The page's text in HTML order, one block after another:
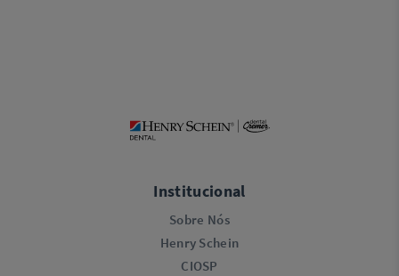
Institucional
Sobre Nós
Henry Schein
CIOSP